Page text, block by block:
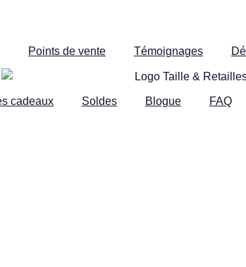
Points de vente Témoignages
cadeaux Soldes Blogue FAQ